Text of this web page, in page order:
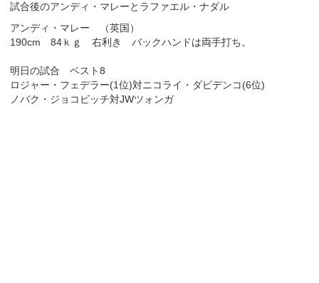
試合後のアンディ・マレーとラファエル・ナダル
アンディ・マレー （英国）
190cm 84ｋｇ 右利き バックハンドは両手打ち。
明日の試合 ベスト8
ロジャー・フェデラー(1位)対ニコライ・ダビデンコ(6位)
ノバク・ジョコビッチ対JWツォンガ